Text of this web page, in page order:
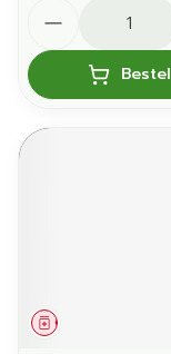
Bestel
Geneesmiddel